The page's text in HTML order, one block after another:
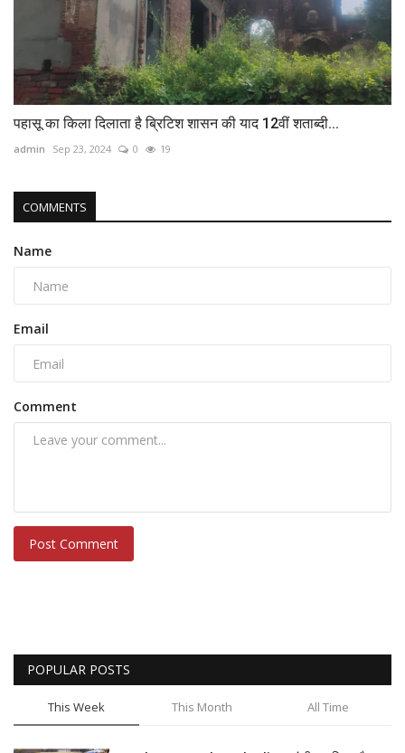
पहासू का किला दिलाता है ब्रिटिश शासन की याद 12वीं शताब्दी...
admin Sep 23, 2024 0 19
COMMENTS
Name
Email
Comment
Post Comment
POPULAR POSTS
This Week This Month All Time